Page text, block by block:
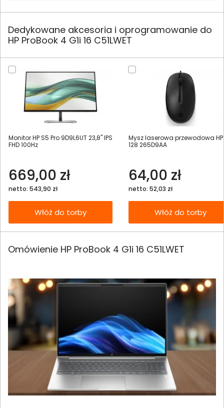
Dedykowane akcesoria i oprogramowanie do
HP ProBook 4 G1i 16 C51LWET
Monitor HP S5 Pro 9D9L6UT 23,8" IPS
FHD 100Hz
669,00 zł
netto: 543,90 zł
Włóż do torby
Mysz laserowa przewodowa HP
128 265D9AA
64,00 zł
netto: 52,03 zł
Włóż do torby
Omówienie HP ProBook 4 G1i 16 C51LWET